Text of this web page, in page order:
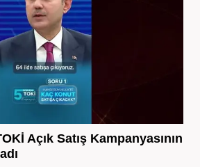
Açık Satış Kampanyasının